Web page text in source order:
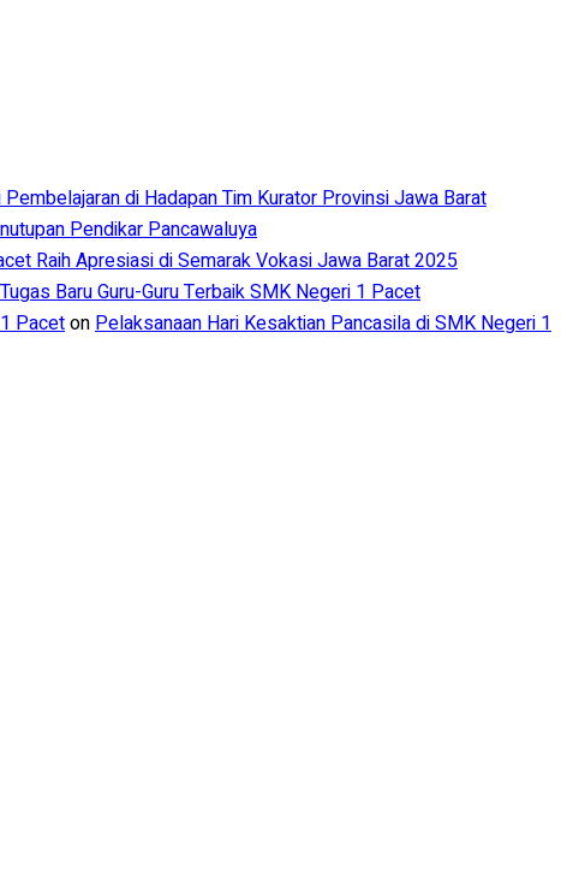
di Hadapan Tim Kurator Provinsi Jawa Barat
Pendikar Pancawaluya
Raih Apresiasi di Semarak Vokasi Jawa Barat 2025
Baru Guru-Guru Terbaik SMK Negeri 1 Pacet
PacetonPelaksanaan Hari Kesaktian Pancasila di SMK Negeri 1